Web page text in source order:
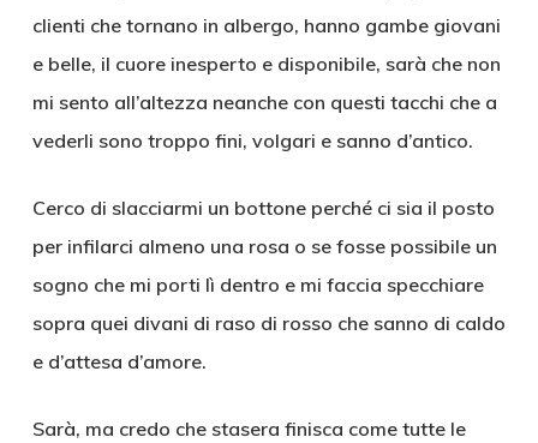
clienti che tornano in albergo, hanno gambe giovani
e belle, il cuore inesperto e disponibile, sarà che non
mi sento all’altezza neanche con questi tacchi che a
vederli sono troppo fini, volgari e sanno d’antico.
Cerco di slacciarmi un bottone perché ci sia il posto
per infilarci almeno una rosa o se fosse possibile un
sogno che mi porti lì dentro e mi faccia specchiare
sopra quei divani di raso di rosso che sanno di caldo
e d’attesa d’amore.
Sarà, ma credo che stasera finisca come tutte le